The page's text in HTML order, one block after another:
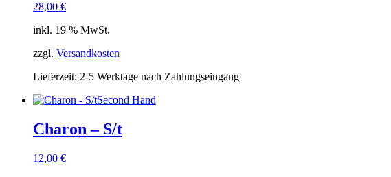
28,00 €
inkl. 19 % MwSt.
zzgl. Versandkosten
Lieferzeit: 2-5 Werktage nach Zahlungseingang
Second Hand
Charon – S/t
12,00 €